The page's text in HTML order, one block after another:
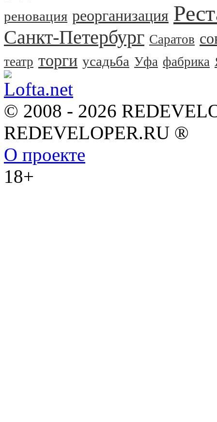
реновация реорганизация
Санкт-Петербург Саратов
театр торги усадьба Уфа фабрика
© 2008 - 2026
REDEVELOPER.RU ®
О проекте
18+